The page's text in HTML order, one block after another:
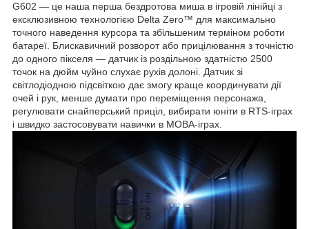
G602 — це наша перша бездротова миша в ігровій лінійці з
ексклюзивною технологією Delta Zero™ для максимально
точного наведення курсора та збільшеним терміном роботи
батареї. Блискавичний розворот або прицілювання з точністю
до одного пікселя — датчик із роздільною здатністю 2500
точок на дюйм чуйно слухає рухів долоні. Датчик зі
світлодіодною підсвіткою дає змогу краще координувати дії
очей і рук, менше думати про переміщення персонажа,
регулювати снайперський приціл, вибирати юніти в RTS-іграх
і швидко застосовувати навички в MOBA-іграх.